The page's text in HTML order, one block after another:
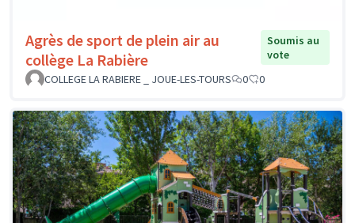
Agrès de sport de plein air au
collège La Rabière
Soumis au
vote
COLLEGE LA RABIERE _ JOUE-LES-TOURS
0 0